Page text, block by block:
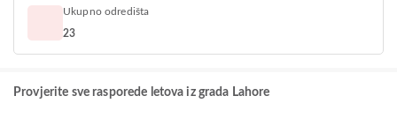
Ukupno odredišta
23
Provjerite sve rasporede letova iz grada Lahore